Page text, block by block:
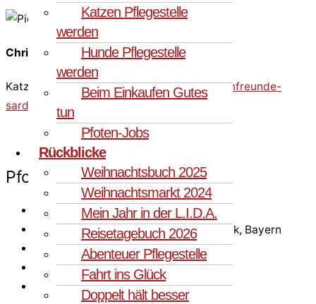
Katzen Pflegestelle
werden
Hunde Pflegestelle
werden
Beim Einkaufen Gutes
tun
Pfoten-Jobs
Rückblicke
Weihnachtsbuch 2025
Weihnachtsmarkt 2024
Mein Jahr in der L.I.D.A.
Reisetagebuch 2026
Abenteuer Pflegestelle
Fahrt ins Glück
Doppelt hält besser
Christine Bininda
Katzenvermittlerinchristine.bininda@pfotenfreunde-
sardinien.de
Pfote im Glück
Aufenthaltsland: Deutschland
Aufenthaltsort: 90592 Schwarzenbruck, Bayern
Geb.-Datum (ca.): 01.01.2022
Geschlecht: weiblich
Rasse: Europäische Kurzhaar